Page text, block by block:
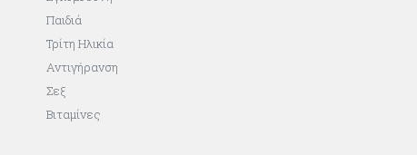
Παιδιά
Τρίτη Ηλικία
Αντιγήρανση
Σεξ
Βιταμίνες